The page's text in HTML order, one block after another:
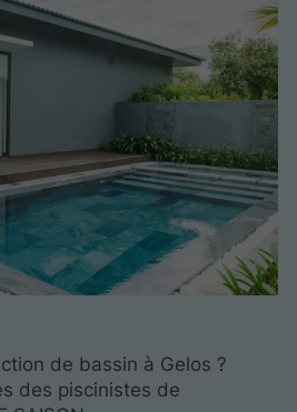
de bassin à Gelos ?
des piscinistes de